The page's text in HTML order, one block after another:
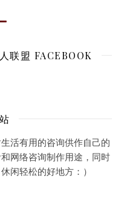
联盟 FACEBOOK
活有用的咨询供作自己的
网络咨询制作用途，同时
闲轻松的好地方：）